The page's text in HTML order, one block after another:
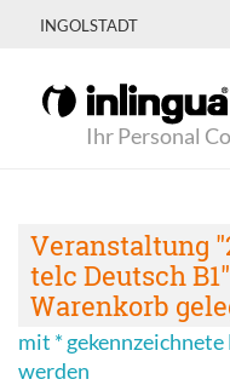
INGOLSTADT
Ihr Personal
Veranstaltung
telc Deutsch
Warenkorb
mit *
werden